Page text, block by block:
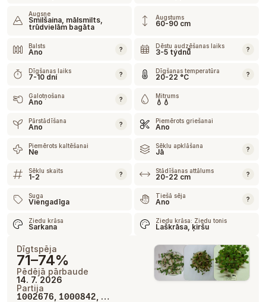
Augsne
Smilšaina, mālsmilts,
trūdvielām bagāta
Augstums
60-90 cm
Balsts
Ano ? Dēstu audzēšanas laiks
3-5 týdnů ?
Dīgšanas laiks
7-10 dní ? Dīgšanas temperatūra
20-22 °C ?
Galotņošana
Ano ? Mitrums
💧💧
Pārstādīšana
Ano ? Piemērots griešanai
Ano
Piemērots kaltēšanai
Ne
Sēklu apklāšana
Jā ?
Sēklu skaits
1-2 ? Stādīšanas attālums
20-22 cm ?
Suga
Viengadīga
Tiešā sēja
Ano ?
Ziedu krāsa
Sarkana
Ziedu krāsa: Ziedu tonis
Laškrāsa, ķiršu
Dīgtspēja
71–74%
Pēdējā pārbaude
14. 7. 2026
Partija
1002676 1000842 , …